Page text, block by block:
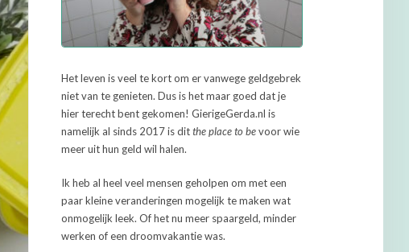
Het leven is veel te kort om er vanwege geldgebrek
niet van te genieten. Dus is het maar goed dat je
hier terecht bent gekomen! GierigeGerda.nl is
namelijk al sinds 2017 is ditthe place to bevoor wie
meer uit hun geld wil halen.
Ik heb al heel veel mensen geholpen om met een
paar kleine veranderingen mogelijk te maken wat
onmogelijk leek. Of het nu meer spaargeld, minder
werken of een droomvakantie was.